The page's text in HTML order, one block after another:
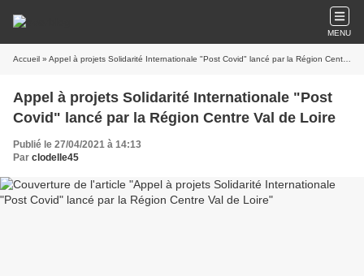
MENU
Accueil » Appel à projets Solidarité Internationale "Post Covid" lancé par la Région Centre Val de Loire
Appel à projets Solidarité Internationale "Post
Covid" lancé par la Région Centre Val de Loire
Publié le 27/04/2021 à 14:13
Par clodelle45